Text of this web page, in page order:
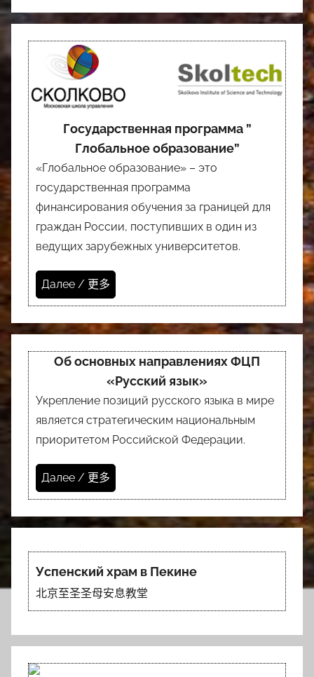
Государственная программа ”
Глобальное образование”
«Глобальное образование» – это
государственная программа
финансирования обучения за границей для
граждан России, поступивших в один из
ведущих зарубежных университетов.
Далее / 更多
Об основных направлениях ФЦП
«Русский язык»
Укрепление позиций русского языка в мире
является стратегическим национальным
приоритетом Российской Федерации.
Далее / 更多
Успенский храм в Пекине
北京至圣圣母安息教堂